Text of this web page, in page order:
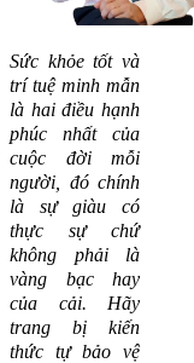
Sức khỏe tốt và
trí tuệ minh mẫn
là hai điều hạnh
phúc nhất của
cuộc đời mỗi
người, đó chính
là sự giàu có
thực sự chứ
không phải là
vàng bạc hay
của cải. Hãy
trang bị kiến
thức tự bảo vệ